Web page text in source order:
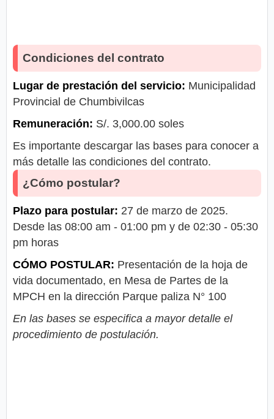
Condiciones del contrato
Lugar de prestación del servicio: Municipalidad
Provincial de Chumbivilcas
Remuneración: S/. 3,000.00 soles
Es importante descargar las bases para conocer a
más detalle las condiciones del contrato.
¿Cómo postular?
Plazo para postular: 27 de marzo de 2025.
Desde las 08:00 am - 01:00 pm y de 02:30 - 05:30
pm horas
CÓMO POSTULAR: Presentación de la hoja de
vida documentado, en Mesa de Partes de la
MPCH en la dirección Parque paliza N° 100
En las bases se especifica a mayor detalle el
procedimiento de postulación.